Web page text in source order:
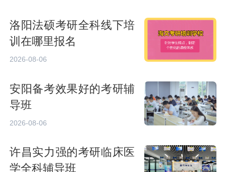
洛阳法硕考研全科线下培
训在哪里报名
2026-08-06
安阳备考效果好的考研辅
导班
2026-08-06
许昌实力强的考研临床医
学全科辅导班